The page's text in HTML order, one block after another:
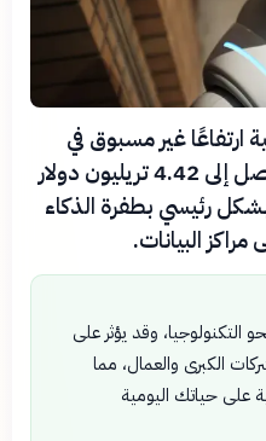
ارتفاعًا غير مسبوق في
الربع الأول من عام 2026، لتصل إلى 4.42 تريليون دولار
رئيسي بطفرة الذكاء
البيانات.
التكنولوجيا، وقد يؤثر على
الكبرى والعمال، مما
على حياتك اليومية